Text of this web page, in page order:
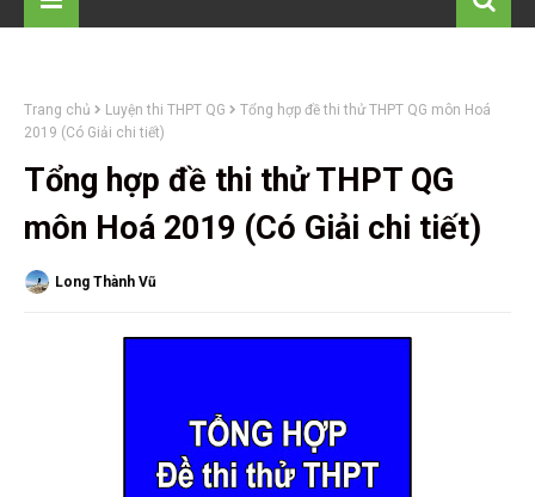
Trang chủ Luyện thi THPT QG
Tổng hợp đề thi thử THPT QG môn Hoá
2019 (Có Giải chi tiết)
Tổng hợp đề thi thử THPT QG
môn Hoá 2019 (Có Giải chi tiết)
Long Thành Vũ